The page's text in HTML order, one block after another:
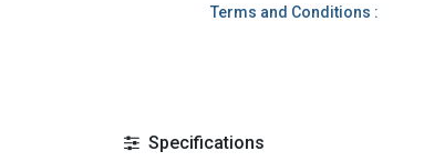
Terms and Conditions :
Specifications